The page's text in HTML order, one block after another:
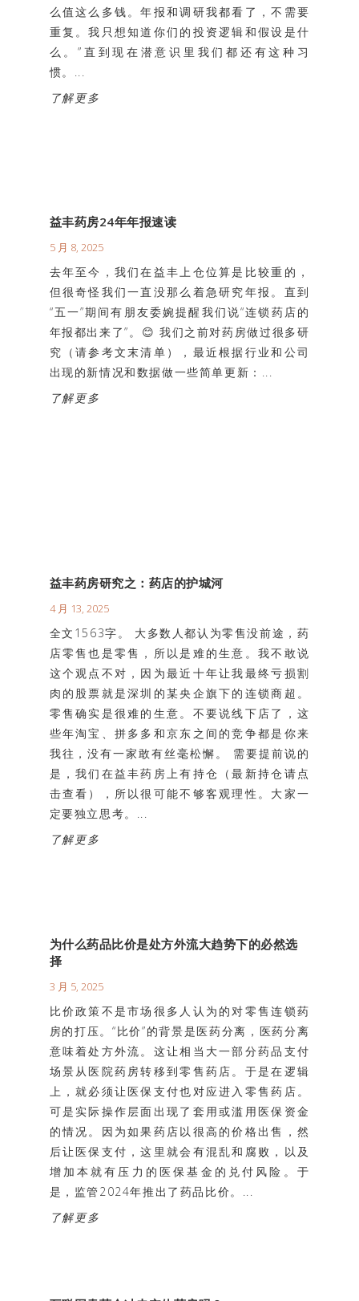
么值这么多钱。年报和调研我都看了，不需要
重复。我只想知道你们的投资逻辑和假设是什
么。”直到现在潜意识里我们都还有这种习
惯。...
了解更多
益丰药房24年年报速读
5 月 8, 2025
去年至今，我们在益丰上仓位算是比较重的，
但很奇怪我们一直没那么着急研究年报。直到
“五一”期间有朋友委婉提醒我们说“连锁药店的
年报都出来了”。😊 我们之前对药房做过很多研
究（请参考文末清单），最近根据行业和公司
出现的新情况和数据做一些简单更新：...
了解更多
益丰药房研究之：药店的护城河
4 月 13, 2025
全文1563字。 大多数人都认为零售没前途，药
店零售也是零售，所以是难的生意。我不敢说
这个观点不对，因为最近十年让我最终亏损割
肉的股票就是深圳的某央企旗下的连锁商超。
零售确实是很难的生意。不要说线下店了，这
些年淘宝、拼多多和京东之间的竞争都是你来
我往，没有一家敢有丝毫松懈。 需要提前说的
是，我们在益丰药房上有持仓（最新持仓请点
击查看），所以很可能不够客观理性。大家一
定要独立思考。...
了解更多
为什么药品比价是处方外流大趋势下的必然选
择
3 月 5, 2025
比价政策不是市场很多人认为的对零售连锁药
房的打压。“比价”的背景是医药分离，医药分离
意味着处方外流。这让相当大一部分药品支付
场景从医院药房转移到零售药店。于是在逻辑
上，就必须让医保支付也对应进入零售药店。
可是实际操作层面出现了套用或滥用医保资金
的情况。因为如果药店以很高的价格出售，然
后让医保支付，这里就会有混乱和腐败，以及
增加本就有压力的医保基金的兑付风险。于
是，监管2024年推出了药品比价。...
了解更多